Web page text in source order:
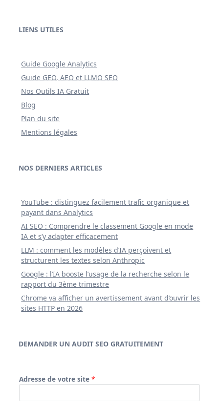
LIENS UTILES
Guide Google Analytics
Guide GEO, AEO et LLMO SEO
Nos Outils IA Gratuit
Blog
Plan du site
Mentions légales
NOS DERNIERS ARTICLES
YouTube : distinguez facilement trafic organique et
payant dans Analytics
AI SEO : Comprendre le classement Google en mode
IA et s’y adapter efficacement
LLM : comment les modèles d’IA perçoivent et
structurent les textes selon Anthropic
Google : l’IA booste l’usage de la recherche selon le
rapport du 3ème trimestre
Chrome va afficher un avertissement avant d’ouvrir les
sites HTTP en 2026
DEMANDER UN AUDIT SEO GRATUITEMENT
Adresse de votre site *